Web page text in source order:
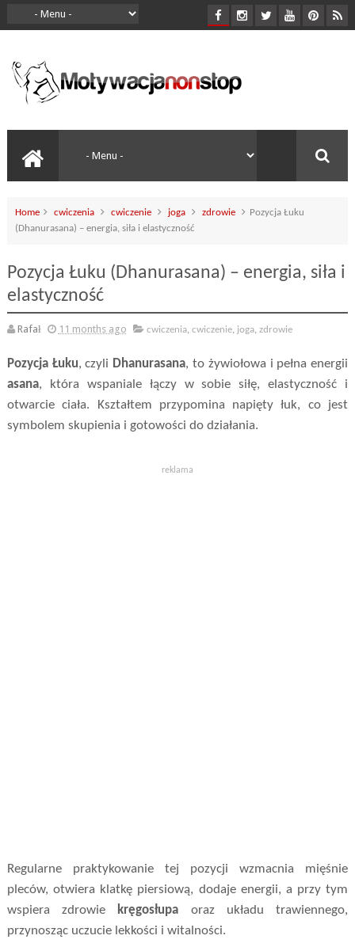
Home cwiczenia cwiczenie joga zdrowie
Pozycja Łuku
(Dhanurasana) – energia, siła i elastyczność
Pozycja Łuku (Dhanurasana) – energia, siła i
elastyczność
Rafał 11 months ago cwiczenia, cwiczenie, joga, zdrowie
Pozycja Łuku, czyli Dhanurasana, to żywiołowa i pełna energii
asana, która wspaniale łączy w sobie siłę, elastyczność i
otwarcie ciała. Kształtem przypomina napięty łuk, co jest
symbolem skupienia i gotowości do działania.
reklama
Regularne praktykowanie tej pozycji wzmacnia mięśnie
pleców, otwiera klatkę piersiową, dodaje energii, a przy tym
wspiera zdrowie
kręgosłupa oraz układu trawiennego,
przynosząc uczucie lekkości i witalności.